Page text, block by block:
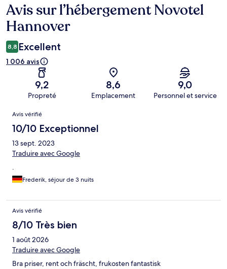
Avis
Avis sur l’hébergement Novotel
Hannover
8,8 Excellent
1 006 avis
9,2
Propreté
8,6
Emplacement
9,0
Personnel et service
Avis
Avis vérifié
10/10 Exceptionnel
13 sept. 2023
Traduire avec Google
.
Frederik, séjour de 3 nuits
Avis vérifié
8/10 Très bien
1 août 2026
Traduire avec Google
Bra priser, rent och fräscht, frukosten fantastisk